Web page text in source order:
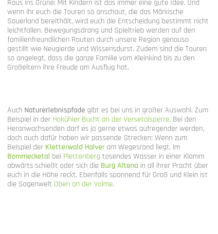
Raus ins Grüne: Mit Kindern ist das immer eine gute Idee. Und
wenn ihr euch die Touren so anschaut, die das Märkische
Sauerland bereithält, wird euch die Entscheidung bestimmt nicht
leichtfallen. Bewegungsdrang und Spieltrieb werden auf den
familienfreundlichen Routen durch unsere Region genauso
gestillt wie Neugierde und Wissensdurst. Zudem sind die Touren
so angelegt, dass die ganze Familie vom Kleinkind bis zu den
Großeltern ihre Freude am Ausflug hat.
Auch Naturerlebnispfade gibt es bei uns in großer Auswahl. Zum
Beispiel in der Hokühler Bucht an der Versetalsperre. Bei den
Heranwachsenden darf es ja gerne etwas aufregender werden,
doch auch dafür haben wir passende Strecken: Wenn zum
Beispiel der Kletterwald Halver am Wegesrand liegt, im
Bommecketal bei Plettenberg tosendes Wasser in einer Klamm
abwärts schießt oder sich die Burg Altena in all ihrer Pracht über
euch in die Höhe reckt. Ebenfalls spannend für Groß und Klein ist
die Sagenwelt Oben an der Volme.